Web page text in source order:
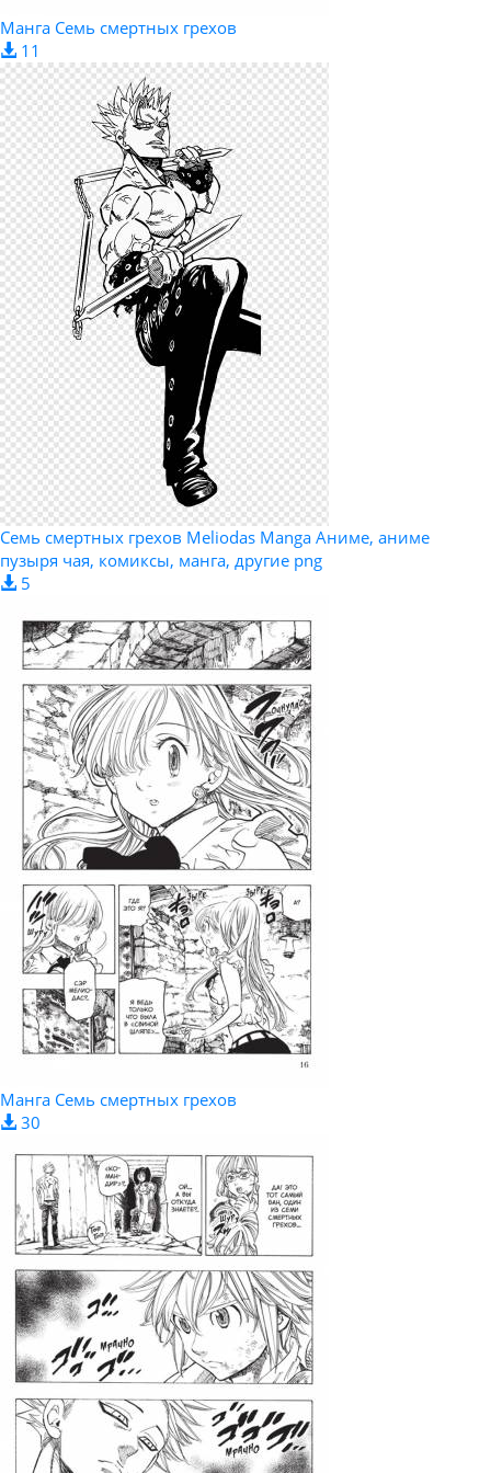
Манга Семь смертных грехов
11
Семь смертных грехов Meliodas Manga Аниме, аниме
пузыря чая, комиксы, манга, другие png
5
Манга Семь смертных грехов
30